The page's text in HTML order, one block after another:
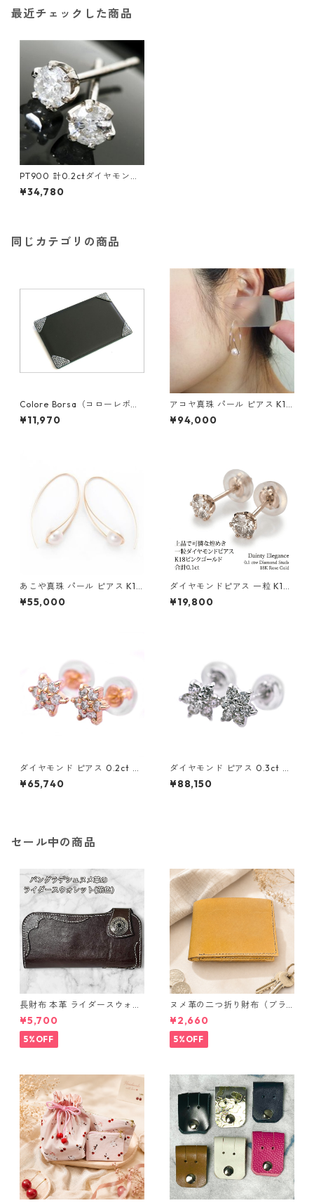
最近チェックした商品
PT900 計0.2ctダイヤモンド
ピアス 一粒 プラチナ 150809
ジュエリー アクセサリー レデ
¥34,780
同じカテゴリの商品
Colore Borsa（コローレボル
サ） メモパッド ブラック MG
-008
¥11,970
アコヤ真珠 パール ピアス K18
イエローゴールド ジプシー フ
ック ピアス 7mm 7ミリ珠 あ
¥94,000
あこや真珠 パール ピアス K10
イエローゴールド ジプシー フ
ック ピアス 7mm 7ミリ珠 ア
¥55,000
ダイヤモンドピアス 一粒 K18
ピンクゴールド 合計0.1ct ス
タッドピアス おしゃれ シンプ
¥19,800
ダイヤモンド ピアス 0.2ct K1
8 イエローゴールド 0.2カラッ
ト 花 フラワーモチーフ ピアス
¥65,740
ダイヤモンド ピアス 0.3ct K1
8 ホワイトゴールド 0.3カラッ
ト 花 フラワーモチーフ ピアス
¥88,150
セール中の商品
長財布 本革 ライダースウォレ
ット 国産 ヌメ革 ブラウン バ
ングラデシュ l175 レザー 革財
布 ハンドメイド 経年変化
¥5,700
5%OFF
ヌメ革の二つ折り財布（ブラ
ウン系）
¥2,660
5%OFF